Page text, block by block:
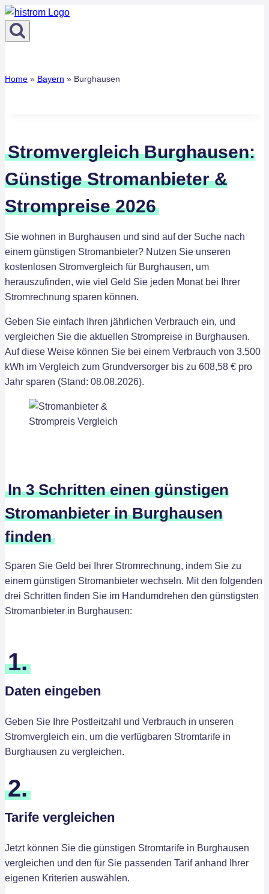
Zum
Inhalt
springen
Home » Bayern » Burghausen
Stromvergleich Burghausen:
Günstige Stromanbieter &
Strompreise 2026
Sie wohnen in Burghausen und sind auf der Suche nach
einem günstigen Stromanbieter? Nutzen Sie unseren
kostenlosen Stromvergleich für Burghausen, um
herauszufinden, wie viel Geld Sie jeden Monat bei Ihrer
Stromrechnung sparen können.
Geben Sie einfach Ihren jährlichen Verbrauch ein, und
vergleichen Sie die aktuellen Strompreise in Burghausen.
Auf diese Weise können Sie bei einem Verbrauch von 3.500
kWh im Vergleich zum Grundversorger bis zu 608,58 € pro
Jahr sparen (Stand: 08.08.2026).
In 3 Schritten einen günstigen
Stromanbieter in Burghausen
finden
Sparen Sie Geld bei Ihrer Stromrechnung, indem Sie zu
einem günstigen Stromanbieter wechseln. Mit den folgenden
drei Schritten finden Sie im Handumdrehen den günstigsten
Stromanbieter in Burghausen:
1.
Daten eingeben
Geben Sie Ihre Postleitzahl und Verbrauch in unseren
Stromvergleich ein, um die verfügbaren Stromtarife in
Burghausen zu vergleichen.
2.
Tarife vergleichen
Jetzt können Sie die günstigen Stromtarife in Burghausen
vergleichen und den für Sie passenden Tarif anhand Ihrer
eigenen Kriterien auswählen.